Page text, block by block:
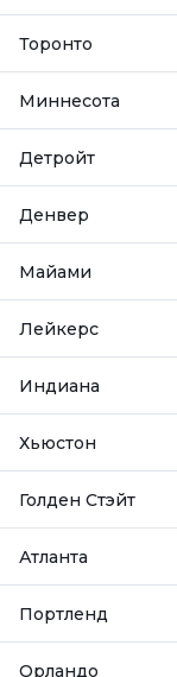
Торонто
Миннесота
Детройт
Денвер
Майами
Лейкерс
Индиана
Хьюстон
Голден Стэйт
Атланта
Портленд
Орландо